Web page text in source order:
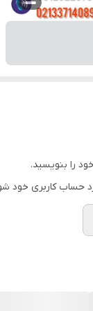
را بنویسید.
حساب کاربری خود